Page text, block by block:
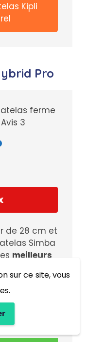
sur ce site, vous
Kipli
Pro
de 28 cm et
Simba
meilleurs
recyclables
choix.